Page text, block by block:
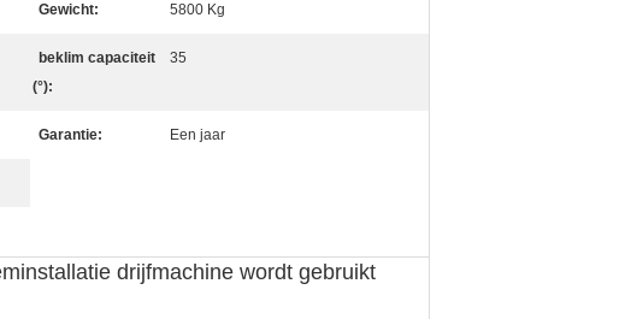
Gewicht: 5800 Kg
beklim capaciteit
(°):
35
Garantie: Een jaar
drijfmachine wordt gebruikt